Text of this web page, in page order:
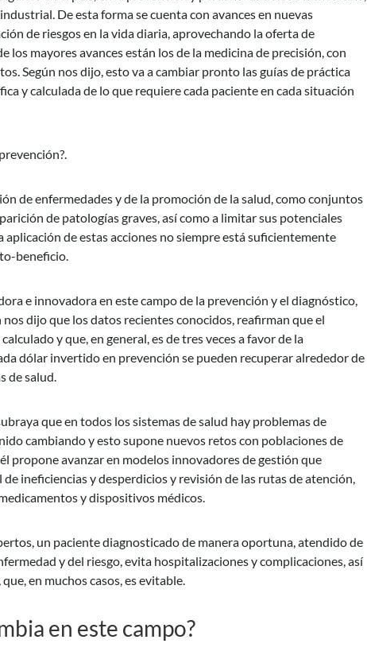
De esta forma se cuenta con avances en nuevas
de riesgos en la vida diaria, aprovechando la oferta de
mayores avances están los de la medicina de precisión, con
Según nos dijo, esto va a cambiar pronto las guías de práctica
y calculada de lo que requiere cada paciente en cada situación
de enfermedades y de la promoción de la salud, como conjuntos
de patologías graves, así como a limitar sus potenciales
de estas acciones no siempre está suficientemente
beneficio.
e innovadora en este campo de la prevención y el diagnóstico,
dijo que los datos recientes conocidos, reafirman que el
y que, en general, es de tres veces a favor de la
dólar invertido en prevención se pueden recuperar alrededor de
de salud.
que en todos los sistemas de salud hay problemas de
cambiando y esto supone nuevos retos con poblaciones de
propone avanzar en modelos innovadores de gestión que
ineficiencias y desperdicios y revisión de las rutas de atención,
y dispositivos médicos.
un paciente diagnosticado de manera oportuna, atendido de
y del riesgo, evita hospitalizaciones y complicaciones, así
en muchos casos, es evitable.
en este campo?